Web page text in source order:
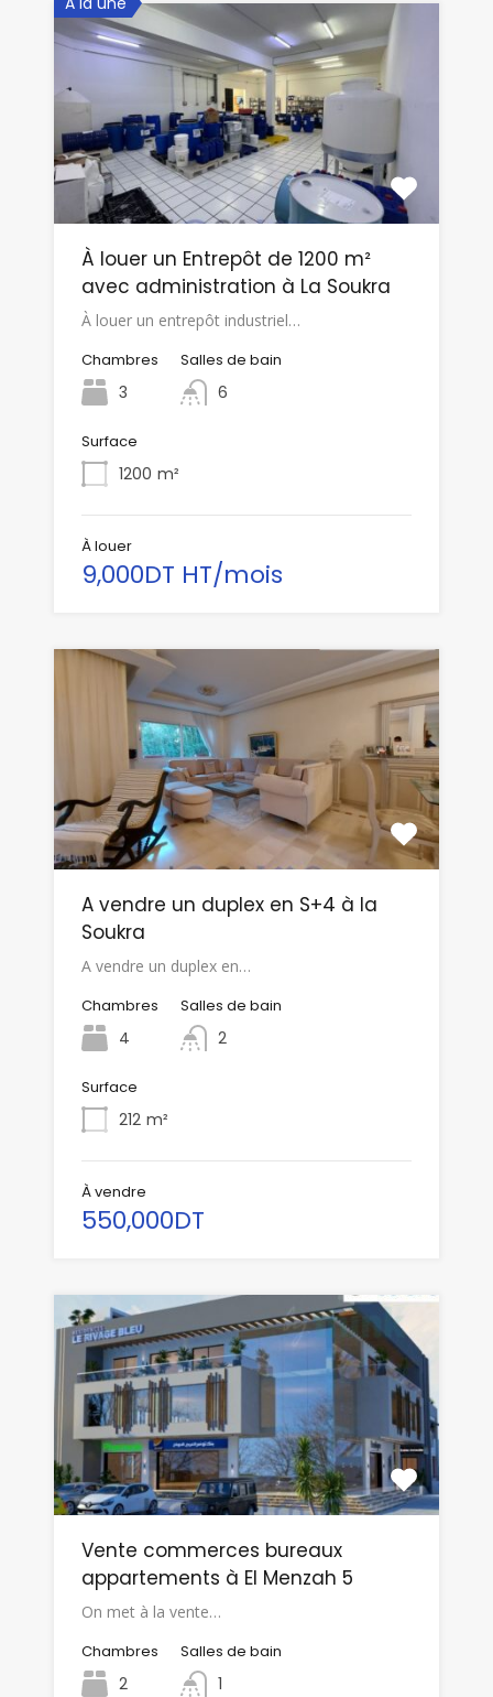
À louer un Entrepôt de 1200 m²
avec administration à La Soukra
À louer un entrepôt industriel…
Chambres
3
Salles de bain
6
Surface
1200 m²
À louer
9,000DT HT/mois
A vendre un duplex en S+4 à la
Soukra
A vendre un duplex en…
Chambres
4
Salles de bain
2
Surface
212 m²
À vendre
550,000DT
Vente commerces bureaux
appartements à El Menzah 5
On met à la vente…
Chambres
2
Salles de bain
1